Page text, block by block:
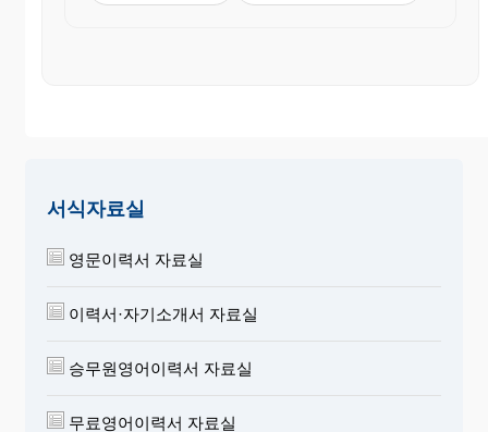
는다.
9. REFERENCES (신원조회처) : 이력서에는 우선
Furnished upon reguest (귀사 요구시 즉시 제출
하겠음) 라고 적어둔다.
적으로 2명 정도 기재하되
서식자료실
영문이력서 자료실
이력서·자기소개서 자료실
승무원영어이력서 자료실
무료영어이력서 자료실